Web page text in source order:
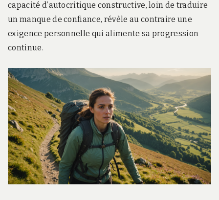
capacité d’autocritique constructive, loin de traduire
un manque de confiance, révèle au contraire une
exigence personnelle qui alimente sa progression
continue.